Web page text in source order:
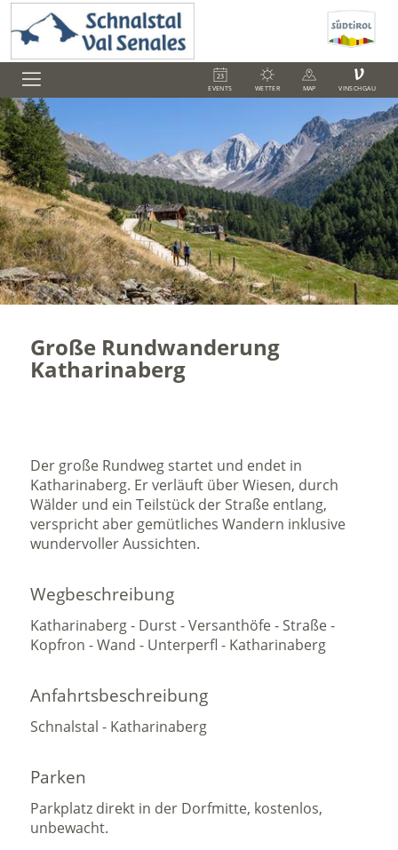
EVENTS WETTER MAP
V
VINSCHGAU
Große Rundwanderung
Katharinaberg
Der große Rundweg startet und endet in
Katharinaberg. Er verläuft über Wiesen, durch
Wälder und ein Teilstück der Straße entlang,
verspricht aber gemütliches Wandern inklusive
wundervoller Aussichten.
Wegbeschreibung
Katharinaberg - Durst - Versanthöfe - Straße -
Kopfron - Wand - Unterperfl - Katharinaberg
Anfahrtsbeschreibung
Schnalstal - Katharinaberg
Parken
Parkplatz direkt in der Dorfmitte, kostenlos,
unbewacht.